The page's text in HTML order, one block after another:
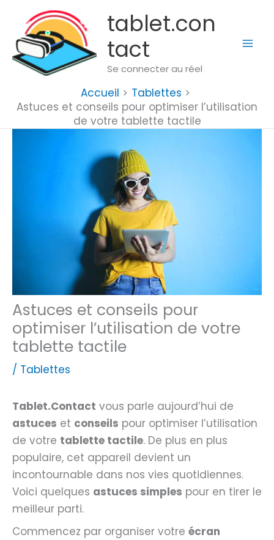
contenu
tablet.con
tact
Se connecter au réel
Accueil
Tablettes
Astuces et conseils pour optimiser l’utilisation
de votre tablette tactile
Astuces et conseils pour
optimiser l’utilisation de votre
tablette tactile
/ Tablettes
Tablet.Contact vous parle aujourd’hui de
astuces et conseils pour optimiser l’utilisation
de votre tablette tactile. De plus en plus
populaire, cet appareil devient un
incontournable dans nos vies quotidiennes.
Voici quelques astuces simples pour en tirer le
meilleur parti.
Commencez par organiser votre écran